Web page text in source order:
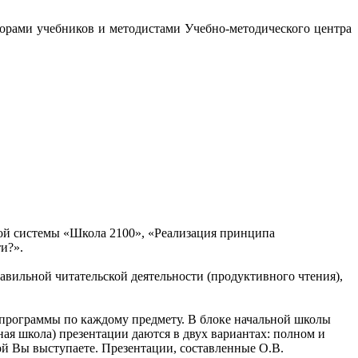
учебников и методистами Учебно-методического центра
системы «Школа 2100», «Реализация принципа
читательской деятельности (продуктивного чтения),
по каждому предмету. В блоке начальной школы
школа) презентации даются в двух вариантах: полном и
Вы выступаете. Презентации, составленные О.В.